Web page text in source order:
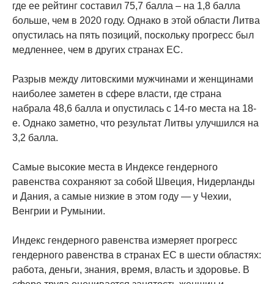
где ее рейтинг составил 75,7 балла – на 1,8 балла
больше, чем в 2020 году. Однако в этой области Литва
опустилась на пять позиций, поскольку прогресс был
медленнее, чем в других странах ЕС.
Разрыв между литовскими мужчинами и женщинами
наиболее заметен в сфере власти, где страна
набрала 48,6 балла и опустилась с 14-го места на 18-
е. Однако заметно, что результат Литвы улучшился на
3,2 балла.
Самые высокие места в Индексе гендерного
равенства сохраняют за собой Швеция, Нидерланды
и Дания, а самые низкие в этом году — у Чехии,
Венгрии и Румынии.
Индекс гендерного равенства измеряет прогресс
гендерного равенства в странах ЕС в шести областях:
работа, деньги, знания, время, власть и здоровье. В